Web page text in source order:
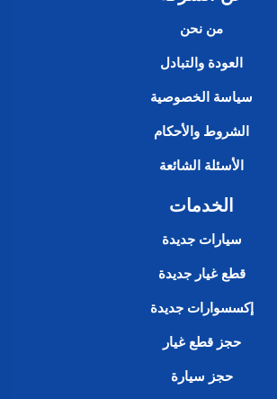
من نحن
العودة والتبادل
سياسة الخصوصية
الشروط والأحكام
الأسئلة الشائعة
الخدمات
سيارات جديدة
قطع غيار جديدة
إكسسوارات جديدة
حجز قطع غيار
حجز سيارة